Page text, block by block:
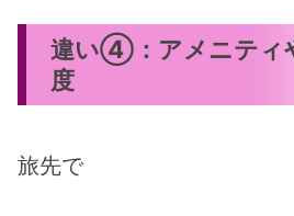
違い④：アメニティ
度
旅先で